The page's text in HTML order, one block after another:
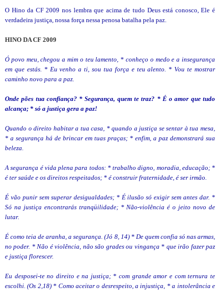
O Hino da CF 2009 nos lembra que acima de tudo Deus está conosco, Ele é
verdadeira justiça, nossa força nessa penosa batalha pela paz.
HINO DA CF 2009
Ó povo meu, chegou a mim o teu lamento, * conheço o medo e a insegurança
em que estás. * Eu venho a ti, sou tua força e teu alento. * Vou te mostrar
caminho novo para a paz.
Onde pões tua confiança? * Segurança, quem te traz? * É o amor que tudo
alcança; * só a justiça gera a paz!
Quando o direito habitar a tua casa, * quando a justiça se sentar à tua mesa,
* a segurança há de brincar em tuas praças; * enfim, a paz demonstrará sua
beleza.
A segurança é vida plena para todos: * trabalho digno, moradia, educação; *
é ter saúde e os direitos respeitados; * é construir fraternidade, é ser irmão.
É vão punir sem superar desigualdades; * É ilusão só exigir sem antes dar. *
Só na justiça encontrarás tranqüilidade; * Não-violência é o jeito novo de
lutar.
É como teia de aranha, a segurança. (Jó 8, 14) * De quem confia só nas armas,
no poder. * Não é violência, não são grades ou vingança * que irão fazer paz
e justiça florescer.
Eu desposei-te no direito e na justiça; * com grande amor e com ternura te
escolhi. (Os 2,18) * Como aceitar o desrespeito, a injustiça, * a intolerância e